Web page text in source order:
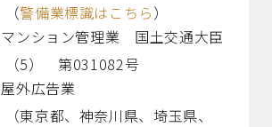
（警備業標識はこちら）
マンション管理業 国土交通大臣
（5） 第031082号
屋外広告業
（東京都、神奈川県、埼玉県、